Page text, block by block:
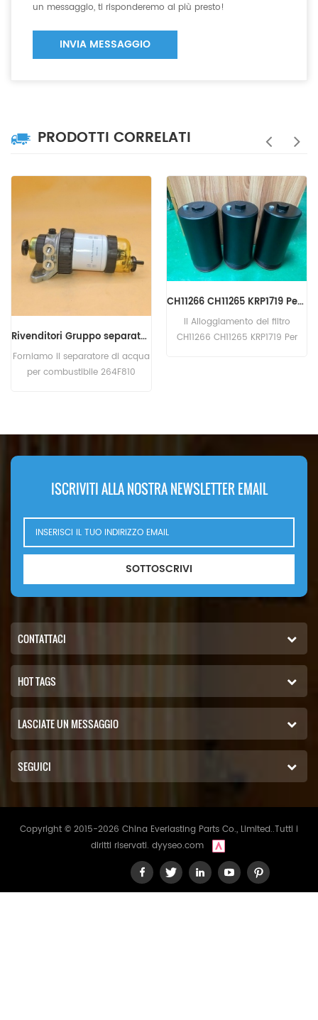
un messaggio, ti risponderemo al più presto!
INVIA MESSAGGIO
PRODOTTI CORRELATI
Rivenditori Gruppo separatore dell'acqua combustibile Perkins 2656F810
Forniamo il separatore di acqua
per combustibile 264F810
materiale di assemblaggio
stessa di genuino. Il nostro
gruppo separatore di acqua
Africa, Europa, Medio Oriente,
Stati Uniti dal 2009.
CH11266 CH11265 KRP1719 Per alloggiamento filtro Perkins
Il Alloggiamento del filtro
CH11266 CH11265 KRP1719 Per
ISCRIVITI ALLA NOSTRA NEWSLETTER EMAIL
SOTTOSCRIVI
CONTATTACI
HOT TAGS
LASCIATE UN MESSAGGIO
SEGUICI
Copyright © 2015-2026 China Everlasting Parts Co., Limited..Tutti i
diritti riservati. dyyseo.com